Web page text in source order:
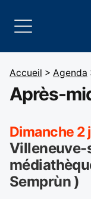
Accueil > Agenda
Après-
Dimanche 2
Villeneuve-
Semprùn )